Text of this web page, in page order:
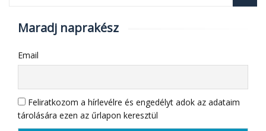
Maradj naprakész
Email
Feliratkozom a hírlevélre és engedélyt adok az adataim
tárolására ezen az űrlapon keresztül